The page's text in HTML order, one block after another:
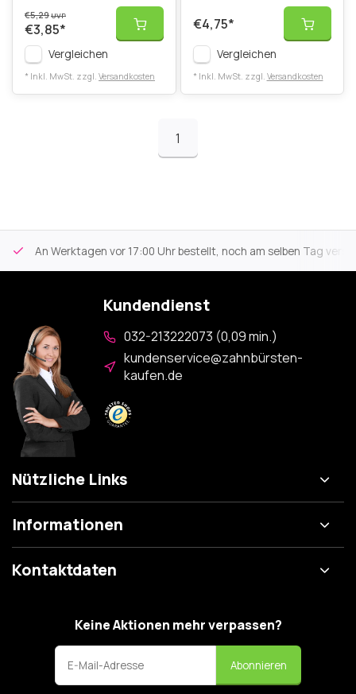
€5,29UVP
€3,85*
Vergleichen
* Inkl. MwSt. zzgl. Versandkosten
€4,75*
Vergleichen
* Inkl. MwSt. zzgl. Versandkosten
1
An Werktagen vor 17:00 Uhr bestellt, noch am selben Tag
Kundendienst
032-213222073 (0,09 min.)
kundenservice@zahnbürsten-
kaufen.de
Nützliche Links
Informationen
Kontaktdaten
Keine Aktionen mehr verpassen?
Abonnieren